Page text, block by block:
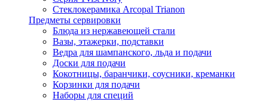
Стеклокерамика Arcopal Trianon
Предметы сервировки
Блюда из нержавеющей стали
Вазы, этажерки, подставки
Ведра для шампанского, льда и подачи
Доски для подачи
Кокотницы, баранчики, соусники, креманки
Корзинки для подачи
Наборы для специй